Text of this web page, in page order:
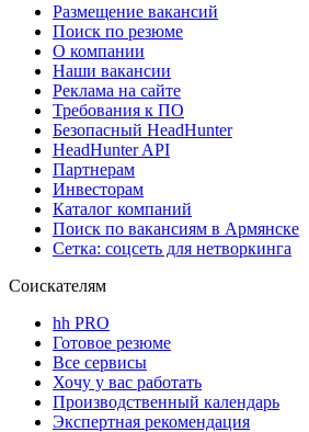
Размещение вакансий
Поиск по резюме
О компании
Наши вакансии
Реклама на сайте
Требования к ПО
Безопасный HeadHunter
HeadHunter API
Партнерам
Инвесторам
Каталог компаний
Поиск по вакансиям в Армянске
Сетка: соцсеть для нетворкинга
Соискателям
hh PRO
Готовое резюме
Все сервисы
Хочу у вас работать
Производственный календарь
Экспертная рекомендация